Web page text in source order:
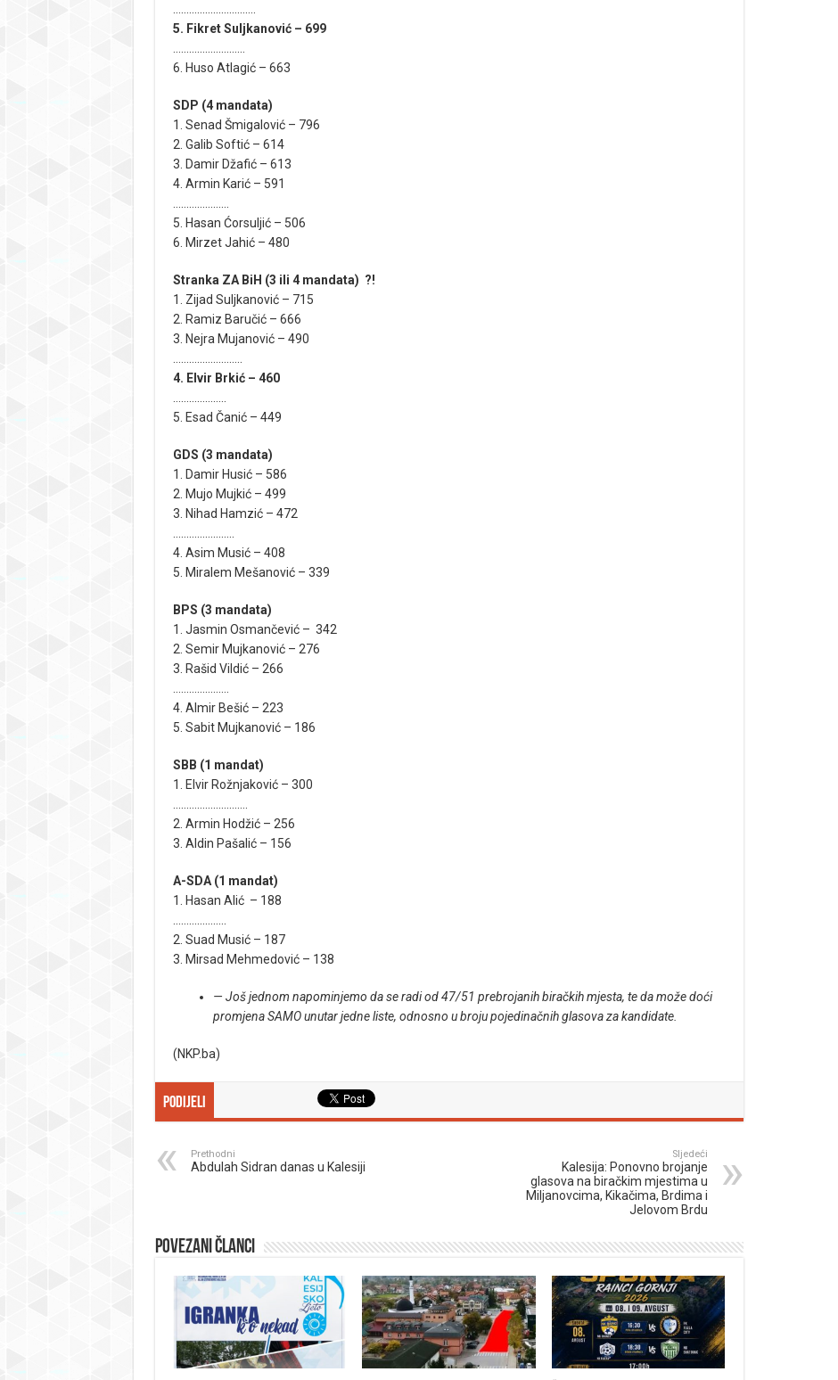
5. Fikret Suljkanović – 699
6. Huso Atlagić – 663
SDP (4 mandata)
1. Senad Šmigalović – 796
2. Galib Softić – 614
3. Damir Džafić – 613
4. Armin Karić – 591
5. Hasan Ćorsuljić – 506
6. Mirzet Jahić – 480
Stranka ZA BiH (3 ili 4 mandata) ?!
1. Zijad Suljkanović – 715
2. Ramiz Baručić – 666
3. Nejra Mujanović – 490
4. Elvir Brkić – 460
5. Esad Čanić – 449
GDS (3 mandata)
1. Damir Husić – 586
2. Mujo Mujkić – 499
3. Nihad Hamzić – 472
4. Asim Musić – 408
5. Miralem Mešanović – 339
BPS (3 mandata)
1. Jasmin Osmančević – 342
2. Semir Mujkanović – 276
3. Rašid Vildić – 266
4. Almir Bešić – 223
5. Sabit Mujkanović – 186
SBB (1 mandat)
1. Elvir Rožnjaković – 300
2. Armin Hodžić – 256
3. Aldin Pašalić – 156
A-SDA (1 mandat)
1. Hasan Alić – 188
2. Suad Musić – 187
3. Mirsad Mehmedović – 138
— Još jednom napominjemo da se radi od 47/51 prebrojanih biračkih mjesta, te da može doći
promjena SAMO unutar jedne liste, odnosno u broju pojedinačnih glasova za kandidate.
(NKP.ba)
Podijeli
Prethodni
Abdulah Sidran danas u Kalesiji
Sljedeći
Kalesija: Ponovno brojanje
glasova na biračkim mjestima u
Miljanovcima, Kikačima, Brdima i
Jelovom Brdu
Povezani članci